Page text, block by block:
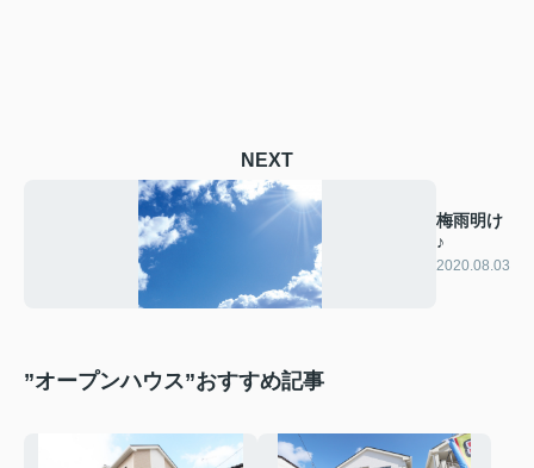
NEXT
梅雨明け
♪
2020.08.03
”オープンハウス”おすすめ記事